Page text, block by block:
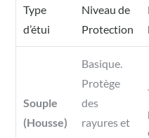
Type
d’étui
Niveau de
Protection
Souple
(Housse)
Basique.
Protège
des
rayures et